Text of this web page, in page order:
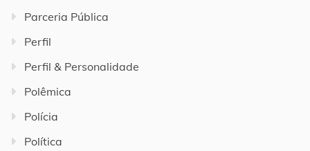
Parceria Pública
Perfil
Perfil & Personalidade
Polêmica
Polícia
Política